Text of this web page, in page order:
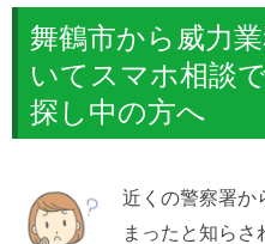
舞鶴市から威力
いてスマホ相談
探し中の方へ
近くの警察署か
まったと知らさ